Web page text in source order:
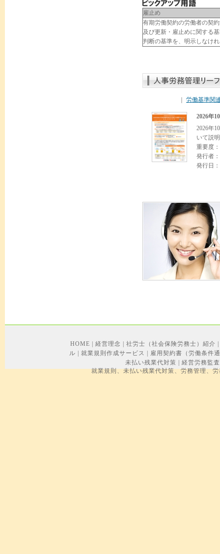
雇止め
有期労働契約の労働者の契
及び更新・雇止めに関する
判断の基準を、明示しなけ
労働基準関
2026年
2026年
いて説
重要
発行者
発行日
HOME 経営理念 社労士（社会保険労務士）紹介
ル
就業規則作成サービス
雇用契約書（労働条件
未払い残業代対策
経営労務監査
就業規則、未払い残業代対策、労務管理、労務トラブル